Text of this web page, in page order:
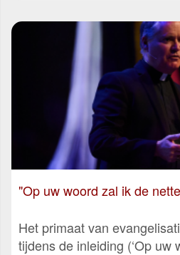
"Op uw woord zal ik de
Het primaat van
tijdens de inleiding (‘Op uw